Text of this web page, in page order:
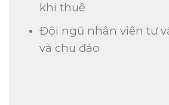
khi thuê
Đội ngũ nhân viên tư
và chu đáo